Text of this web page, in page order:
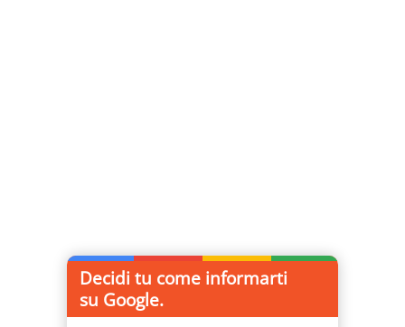
Decidi tu come informarti
su Google.